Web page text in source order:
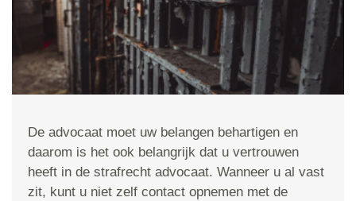
De advocaat moet uw belangen behartigen en
daarom is het ook belangrijk dat u vertrouwen
heeft in de strafrecht advocaat. Wanneer u al vast
zit, kunt u niet zelf contact opnemen met de